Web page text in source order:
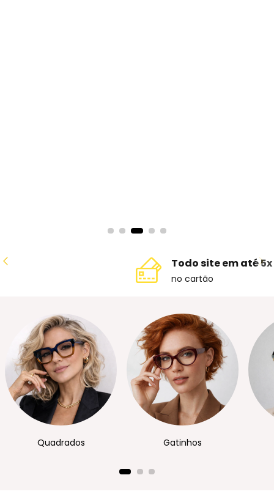
Todo site em até 5x
no cartão
Quadrados Gatinhos